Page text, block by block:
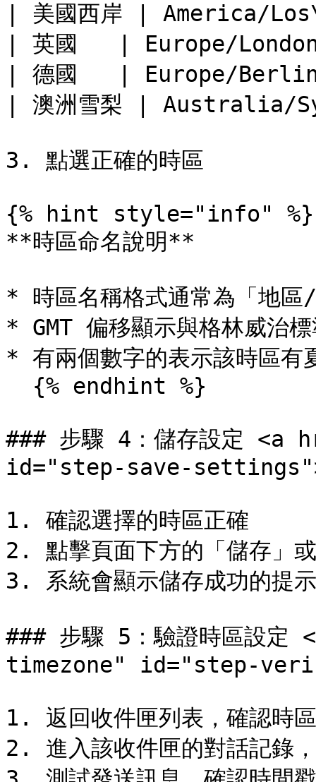
| 美國西岸 | America/
| 英國   | Europe/
| 德國   | Europe/
| 澳洲雪梨 | Australia/
3. 點選正確的時區
{% hint style="info" %}
**時區命名說明**
* 時區名稱格式通常為「地
* GMT 偏移顯示與格林威治
* 有兩個數字的表示該時區有
### 步驟 4：儲存設定
id="step-save-
1. 確認選擇的時區正確
2. 點擊頁面下方的「儲存」
3. 系統會顯示儲存成功的提
### 步驟 5：驗證時區設
timezone" id="step-
1. 返回收件匣列表，確認時
2. 進入該收件匣的對話記錄